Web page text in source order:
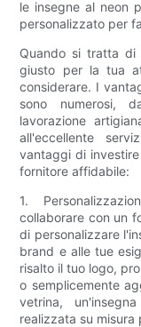
le insegne al neon
personalizzato per
Quando si tratta di
giusto per la tua
considerare. I
sono numerosi,
lavorazione
all'eccellente
vantaggi di
fornitore affidabile:
1.
collaborare con un
di personalizzare
brand e alle tue
risalto il tuo logo,
o semplicemente
vetrina,
realizzata su